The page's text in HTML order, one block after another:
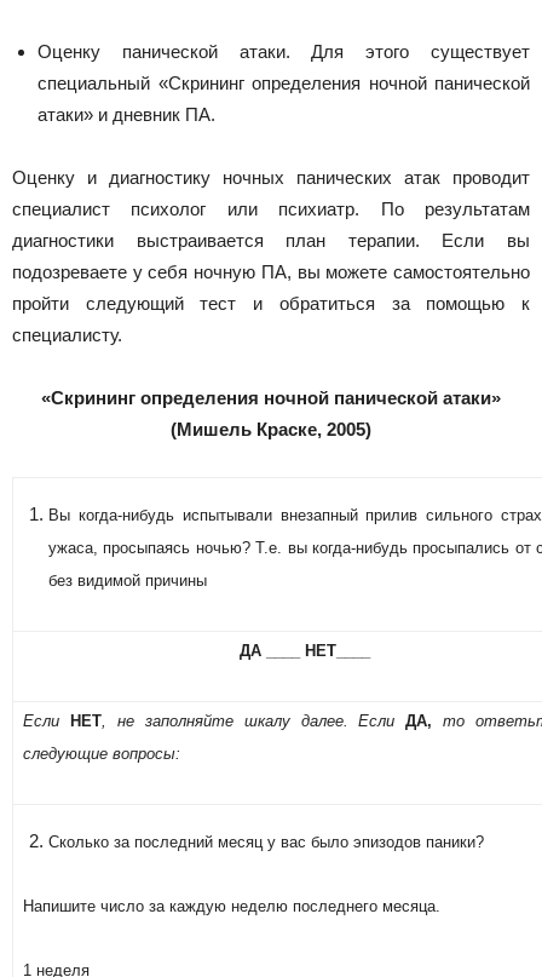
Оценку панической атаки. Для этого существует
специальный «Скрининг определения ночной панической
атаки» и дневник ПА.
Оценку и диагностику ночных панических атак проводит
специалист психолог или психиатр. По результатам
диагностики выстраивается план терапии. Если вы
подозреваете у себя ночную ПА, вы можете самостоятельно
пройти следующий тест и обратиться за помощью к
специалисту.
«Скрининг определения ночной панической атаки»
(Мишель Краске, 2005)
Вы когда-нибудь испытывали внезапный прилив сильного
ужаса, просыпаясь ночью? Т.е. вы когда-нибудь просыпались от
без видимой причины
ДА ____ НЕТ____
Если НЕТ, не заполняйте шкалу далее. ЕслиДА,то
следующие вопросы:
Сколько за последний месяц у вас было эпизодов паники?
Напишите число за каждую неделю последнего месяца.
1 неделя____